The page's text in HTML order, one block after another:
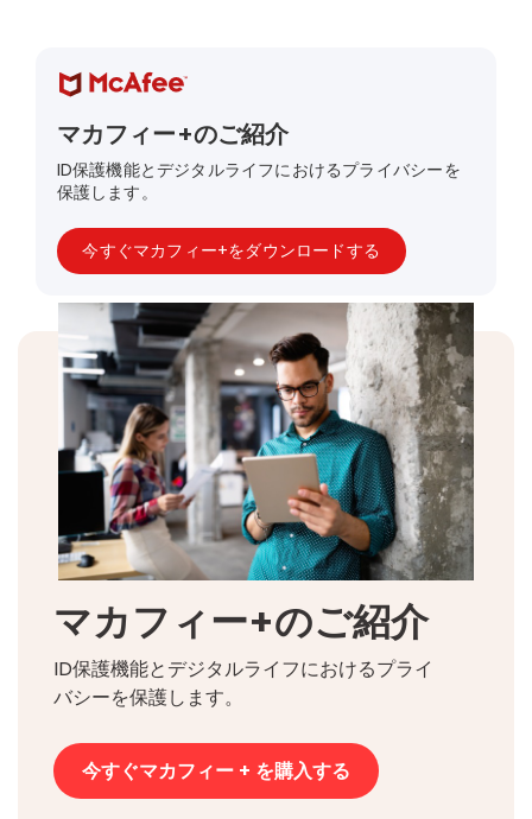
マカフィー+のご紹介
ID保護機能とデジタルライフにおけるプライバシーを
保護します。
今すぐマカフィー+をダウンロードする
マカフィー+のご紹介
ID保護機能とデジタルライフにおけるプライ
バシーを保護します。
今すぐマカフィー + を購入する